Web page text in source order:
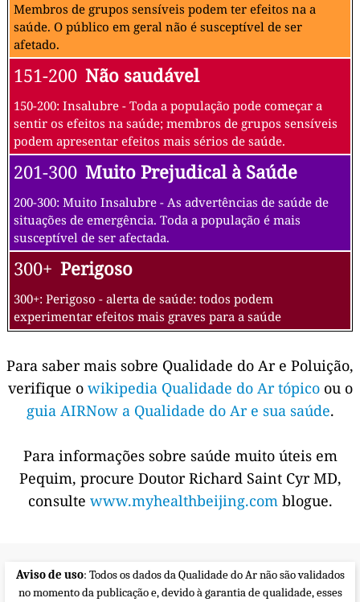
Membros de grupos sensíveis podem ter efeitos na a
saúde. O público em geral não é susceptível de ser
afetado.
151-200 Não saudável
150-200: Insalubre - Toda a população pode começar a
sentir os efeitos na saúde; membros de grupos sensíveis
podem apresentar efeitos mais sérios de saúde.
201-300 Muito Prejudical à Saúde
200-300: Muito Insalubre - As advertências de saúde de
situações de emergência. Toda a população é mais
susceptível de ser afectada.
300+ Perigoso
300+: Perigoso - alerta de saúde: todos podem
experimentar efeitos mais graves para a saúde
Para saber mais sobre Qualidade do Ar e Poluição,
verifique o wikipedia Qualidade do Ar tópico ou o
guia AIRNow a Qualidade do Ar e sua saúde.
Para informações sobre saúde muito úteis em
Pequim, procure Doutor Richard Saint Cyr MD,
consulte www.myhealthbeijing.com blogue.
Aviso de uso: Todos os dados da Qualidade do Ar não são validados
no momento da publicação e, devido à garantia de qualidade, esses